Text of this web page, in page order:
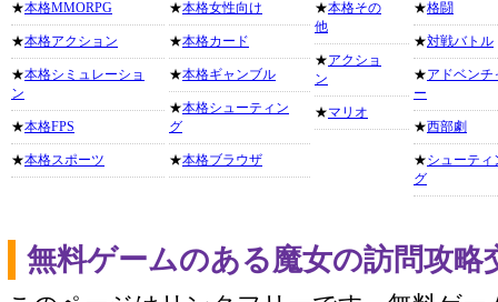
★本格MMORPG
★本格アクション
★本格シミュレーショ
ン
★本格FPS
★本格スポーツ
★本格女性向け
★本格カード
★本格ギャンブル
★本格シューティン
グ
★本格ブラウザ
★本格その
他
★アクショ
ン
★マリオ
★格闘
★対戦バトル
★アドベンチ
ー
★西部劇
★シューティ
グ
無料ゲームのある魔女の訪問攻略